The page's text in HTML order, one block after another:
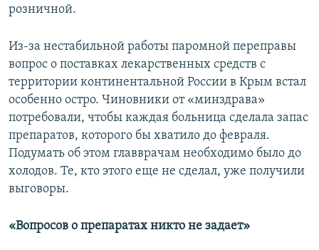
розничной.
Из-за нестабильной работы паромной переправы
вопрос о поставках лекарственных средств с
территории континентальной России в Крым встал
особенно остро. Чиновники от «минздрава»
потребовали, чтобы каждая больница сделала запас
препаратов, которого бы хватило до февраля.
Подумать об этом главврачам необходимо было до
холодов. Те, кто этого еще не сделал, уже получили
выговоры.
«Вопросов о препаратах никто не задает»